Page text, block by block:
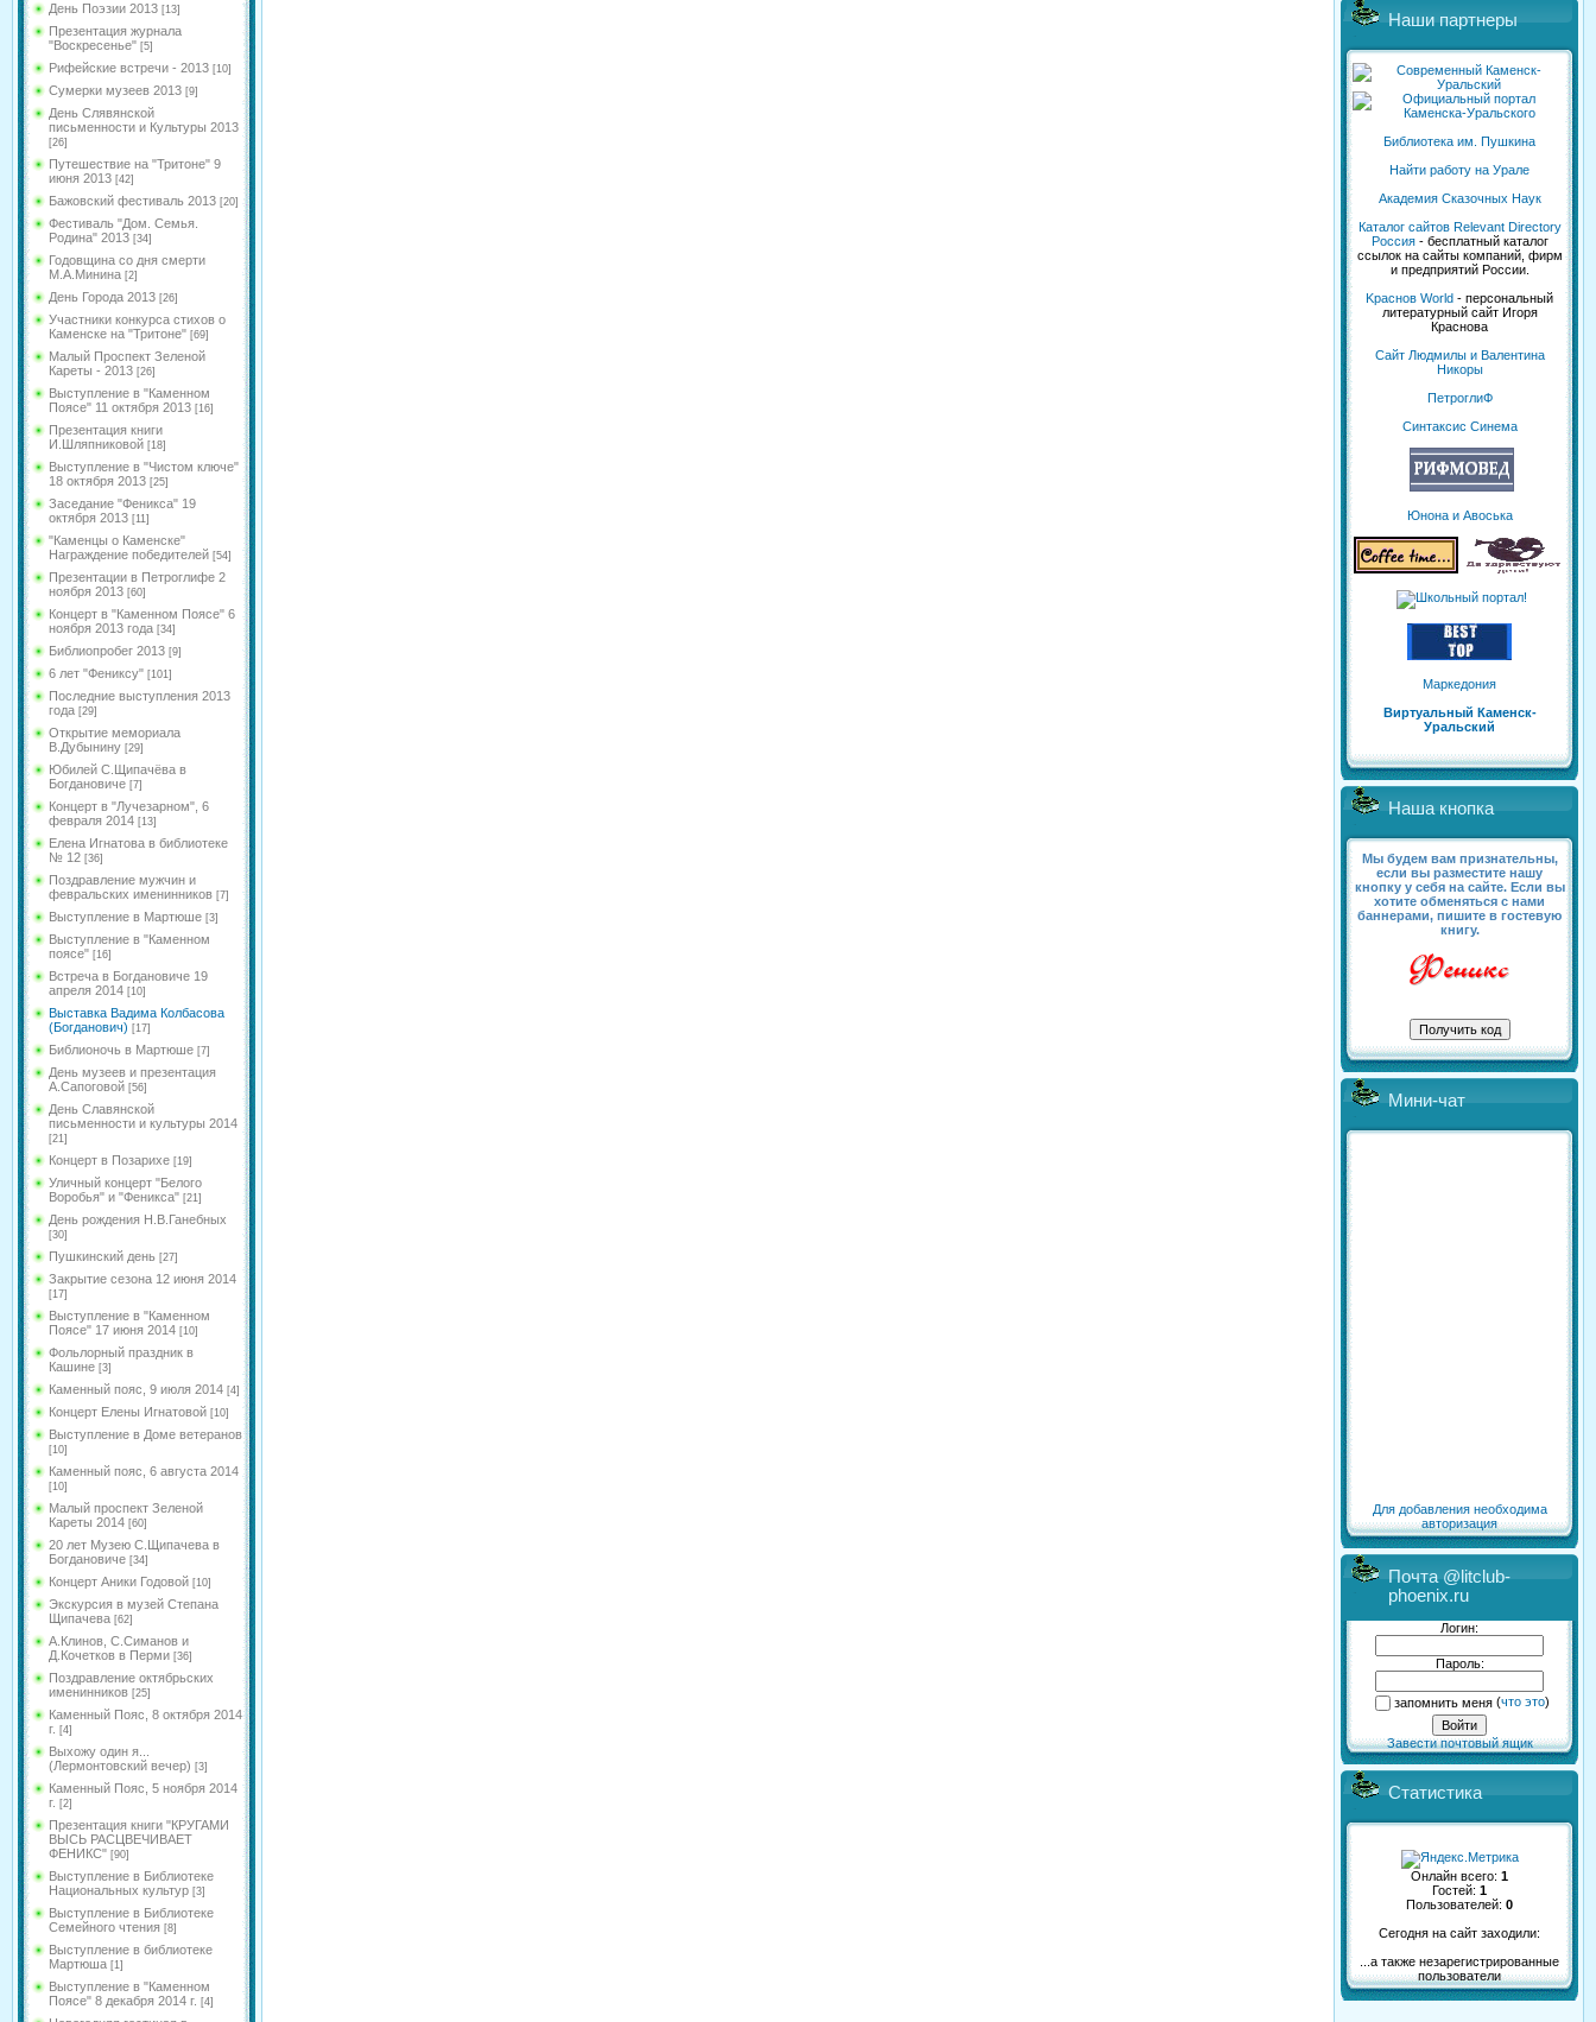
День Поэзии 2013 [13]
Презентация журнала
"Воскресенье" [5]
Рифейские встречи - 2013 [10]
Сумерки музеев 2013 [9]
День Слявянской
письменности и Культуры 2013
[26]
Путешествие на "Тритоне" 9
июня 2013 [42]
Бажовский фестиваль 2013 [20]
Фестиваль "Дом. Семья.
Родина" 2013 [34]
Годовщина со дня смерти
М.А.Минина [2]
День Города 2013 [26]
Участники конкурса стихов о
Каменске на "Тритоне" [69]
Малый Проспект Зеленой
Кареты - 2013 [26]
Выступление в "Каменном
Поясе" 11 октября 2013 [16]
Презентация книги
И.Шляпниковой [18]
Выступление в "Чистом ключе"
18 октября 2013 [25]
Заседание "Феникса" 19
октября 2013 [11]
"Каменцы о Каменске"
Награждение победителей [54]
Презентации в Петроглифе 2
ноября 2013 [60]
Концерт в "Каменном Поясе" 6
ноября 2013 года [34]
Библиопробег 2013 [9]
6 лет "Фениксу" [101]
Последние выступления 2013
года [29]
Открытие мемориала
В.Дубынину [29]
Юбилей С.Щипачёва в
Богдановиче [7]
Концерт в "Лучезарном", 6
февраля 2014 [13]
Елена Игнатова в библиотеке
№ 12 [36]
Поздравление мужчин и
февральских именинников [7]
Выступление в Мартюше [3]
Выступление в "Каменном
поясе" [16]
Встреча в Богдановиче 19
апреля 2014 [10]
Выставка Вадима Колбасова
(Богданович) [17]
Библионочь в Мартюше [7]
День музеев и презентация
А.Сапоговой [56]
День Славянской
письменности и культуры 2014
[21]
Концерт в Позарихе [19]
Уличный концерт "Белого
Воробья" и "Феникса" [21]
День рождения Н.В.Ганебных
[30]
Пушкинский день [27]
Закрытие сезона 12 июня 2014
[17]
Выступление в "Каменном
Поясе" 17 июня 2014 [10]
Фольлорный праздник в
Кашине [3]
Каменный пояс, 9 июля 2014 [4]
Концерт Елены Игнатовой [10]
Выступление в Доме ветеранов
[10]
Каменный пояс, 6 августа 2014
[10]
Малый проспект Зеленой
Кареты 2014 [60]
20 лет Музею С.Щипачева в
Богдановиче [34]
Концерт Аники Годовой [10]
Экскурсия в музей Степана
Щипачева [62]
А.Клинов, С.Симанов и
Д.Кочетков в Перми [36]
Поздравление октябрьских
именинников [25]
Каменный Пояс, 8 октября 2014
г. [4]
Выхожу один я...
(Лермонтовский вечер) [3]
Каменный Пояс, 5 ноября 2014
г. [2]
Презентация книги "КРУГАМИ
ВЫСЬ РАСЦВЕЧИВАЕТ
ФЕНИКС" [90]
Выступление в Библиотеке
Национальных культур [3]
Выступление в Библиотеке
Семейного чтения [8]
Выступление в библиотеке
Мартюша [1]
Выступление в "Каменном
Поясе" 8 декабря 2014 г. [4]
Наши партнеры
Библиотека им. Пушкина
Найти работу на Урале
Академия Сказочных Наук
Каталог сайтов Relevant Directory
Россия- бесплатный каталог
ссылок на сайты компаний, фирм
и предприятий России.
Kраснов World - персональный
литературный сайт Игоря
Краснова
Сайт Людмилы и Валентина
Никоры
ПетроглиФ
Синтаксис Синема
Юнона и Авоська
Маркедония
Виртуальный Каменск-
Уральский
Наша кнопка
Мы будем вам признательны,
если вы разместите нашу
кнопку у себя на сайте. Если вы
хотите обменяться с нами
баннерами, пишите в гостевую
книгу.
Мини-чат
Для добавления необходима
авторизация
Почта @litclub-
phoenix.ru
Логин:
Пароль:
запомнить меня(что это)
Завести почтовый ящик
Статистика
Онлайн всего: 1
Гостей: 1
Пользователей: 0
Сегодня на сайт заходили:
...а также незарегистрированные
пользователи